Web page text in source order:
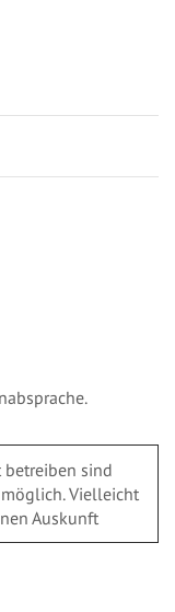
betreiben sind
Vielleicht
Auskunft